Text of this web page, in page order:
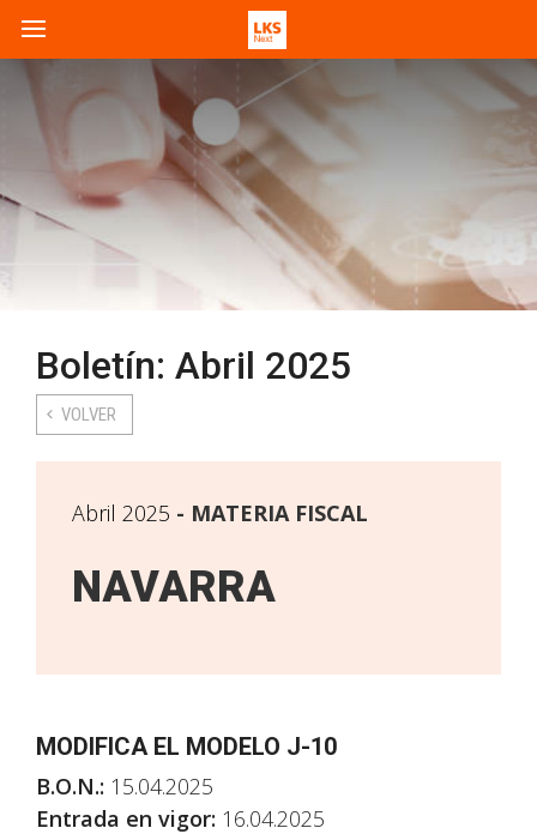
Boletín: Abril 2025
VOLVER
Abril 2025 MATERIA FISCAL
NAVARRA
MODIFICA EL MODELO J-10
B.O.N.: 15.04.2025
Entrada en vigor: 16.04.2025